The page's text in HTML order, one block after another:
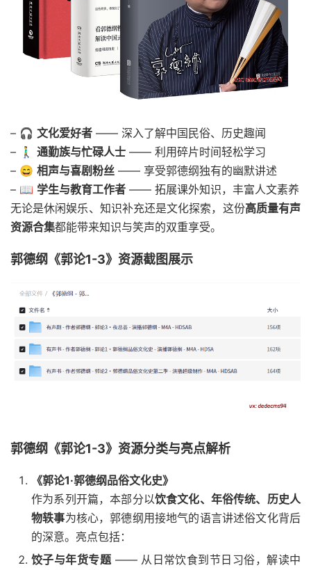
– 🎧 文化爱好者 —— 深入了解中国民俗、历史趣闻
– 🚶‍♂️ 通勤族与忙碌人士 —— 利用碎片时间轻松学习
– 😄 相声与喜剧粉丝 —— 享受郭德纲独有的幽默讲述
– 📖 学生与教育工作者 —— 拓展课外知识，丰富人文素养
无论是休闲娱乐、知识补充还是文化探索，这份高质量有声
资源合集都能带来知识与笑声的双重享受。
郭德纲《郭论1-3》资源截图展示
郭德纲《郭论1-3》资源分类与亮点解析
《郭论1·郭德纲品俗文化史》
作为系列开篇，本部分以饮食文化、年俗传统、历史人
物轶事为核心，郭德纲用接地气的语言讲述俗文化背后
的深意。亮点包括：
饺子与年货专题 —— 从日常饮食到节日习俗，解读中